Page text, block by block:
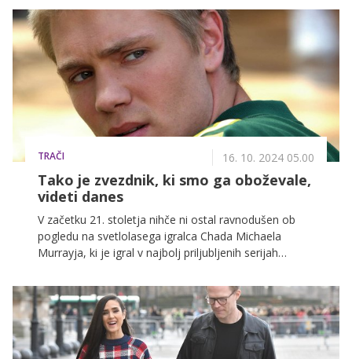
koledar za leto 2025, ki ga je posnel kar brez majice ...
TRAČI 16. 10. 2024 05.00
Tako je zvezdnik, ki smo ga oboževale,
videti danes
V začetku 21. stoletja nihče ni ostal ravnodušen ob
pogledu na svetlolasega igralca Chada Michaela
Murrayja, ki je igral v najbolj priljubljenih serijah
uspeh, se te napovedi na žalost niso uresničile.